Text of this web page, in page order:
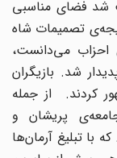
فضای مناسبی
تصمیمات شاه
می‌دانست،
شد. بازیگران
کردند. از جمله
پریشان و
تبلیغ آرمان‌ها